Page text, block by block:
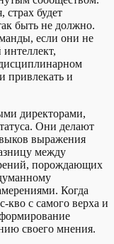
страх будет
быть не должно.
если они не
привлекать и
директорами,
Они делают
выражения
между
порождающих
Когда
кво с самого верха и
своего мнения.